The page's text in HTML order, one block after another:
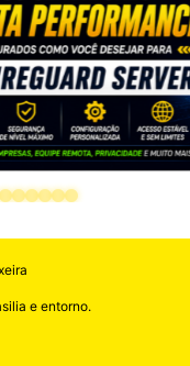
e entorno.